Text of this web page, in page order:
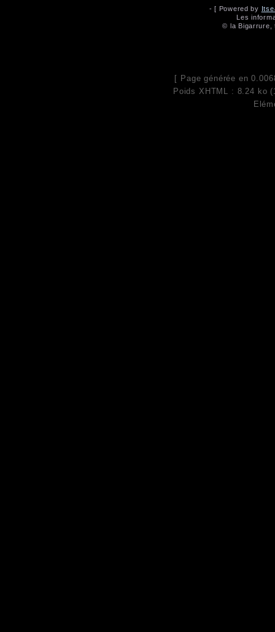
- [ Powered by
Les
© la Bigarrure,
[ Page générée en
Poids XHTML : 8.24 ko